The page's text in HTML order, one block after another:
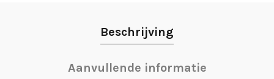
Beschrijving
Aanvullende informatie